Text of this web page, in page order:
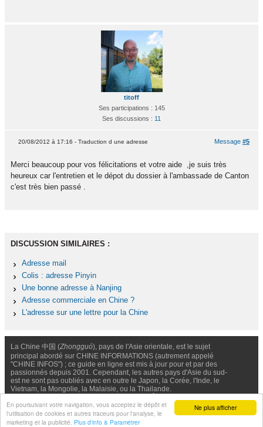
Ne plus afficher
En poursuivant votre navigation, vous acceptez le dépôt et
l'utilisation de cookies et autres traceurs pour l'analyse, le
marketing et la publicité. Plus d'info & Paramétrer
titoff
Ses participations : 145
Ses discussions : 11
Message #5
20/08/2012 à 17:16 - Traduction d une adresse
Merci beaucoup pour vos félicitations et votre aide ,je suis très
heureux car l'entretien et le dépot du dossier à l'ambassade de Canton
c'est très bien passé .
DISCUSSION SIMILAIRES :
Adresse mail
Colis : adresse Pinyin
Une bonne adresse à Nanjing
Adresse commerciale en Chine ?
L'adresse sur une lettre pour la Chine
La Chine 中国 (Zhongguó), pays de l'Asie orientale, est le sujet
principal abordé sur CHINE INFORMATIONS (autrement appelé
"CHINE INFOS") ; ce guide en ligne est mis à jour pour et par des
passionnés depuis 2001. Cependant, les autres pays d'Asie du sud-
est ne sont pas oubliés avec en outre le Japon, la Corée, l'Inde, le
Vietnam, la Mongolie, la Malaisie, ou la Thailande.
© Chine Informations, 2026 - Tous droits réservés (depuis 2001)